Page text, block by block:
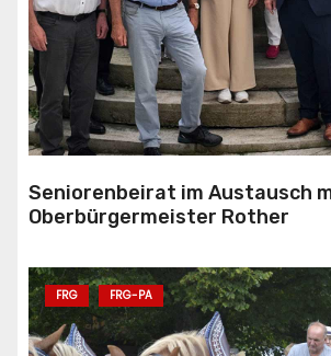
Seniorenbeirat im Austausch
Oberbürgermeister Rother
FRG FRG-PA